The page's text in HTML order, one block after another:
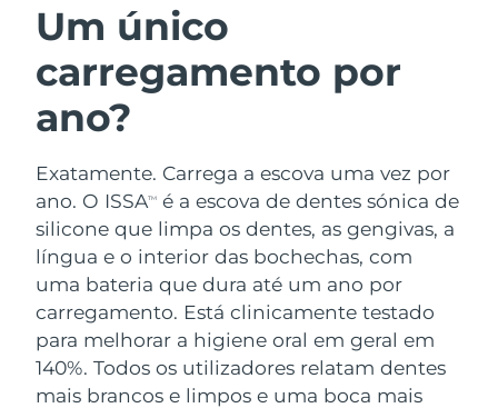
Um único
carregamento por
ano?
Exatamente. Carrega a escova uma vez por
ano. O ISSATM
é a escova de dentes sónica de
silicone que limpa os dentes, as gengivas, a
língua e o interior das bochechas, com
uma bateria que dura até um ano por
carregamento. Está clinicamente testado
para melhorar a higiene oral em geral em
140%. Todos os utilizadores relatam dentes
mais brancos e limpos e uma boca mais